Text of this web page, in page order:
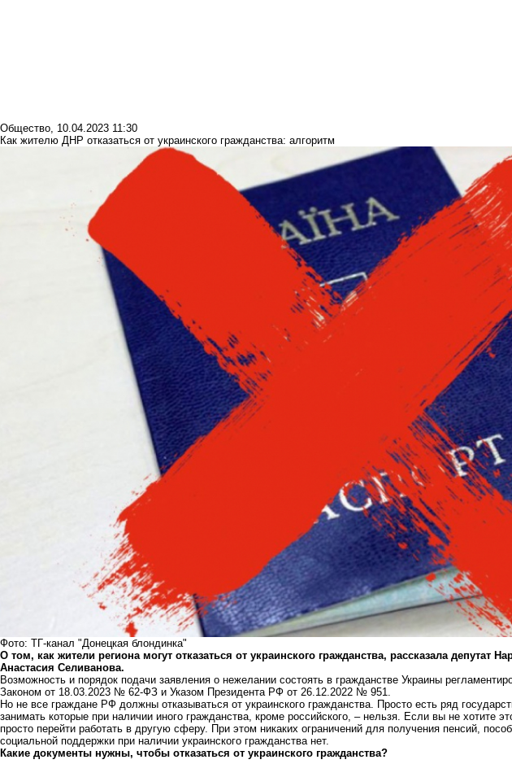
Общество 10.04.2023 11:30
Как жителю ДНР отказаться от украинского гражданства: алгоритм
Фото: ТГ-канал "Донецкая блондинка"
О том, как жители региона могут отказаться от украинского гражданства, рассказала депутат
Анастасия Селиванова.
Возможность и порядок подачи заявления о нежелании состоять в гражданстве Украины
Законом от 18.03.2023 № 62-ФЗ и Указом Президента РФ от 26.12.2022 № 951.
Но не все граждане РФ должны отказываться от украинского гражданства. Просто есть ряд
занимать которые при наличии иного гражданства, кроме российского, – нельзя. Если вы не хотите
просто перейти работать в другую сферу. При этом никаких ограничений для получения пенсий,
социальной поддержки при наличии украинского гражданства нет.
Какие документы нужны, чтобы отказаться от украинского гражданства?